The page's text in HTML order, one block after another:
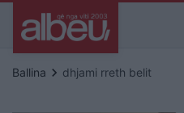
Ballina keyboard_arrow_right dhjami rreth belit